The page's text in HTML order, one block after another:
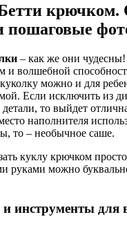
крючком.
пошаговые
– как же они
и волшебной
можно и для
Если исключить из
то выйдет
наполнителя
то – необычное саше.
куклу крючком
руками можно
инструменты для